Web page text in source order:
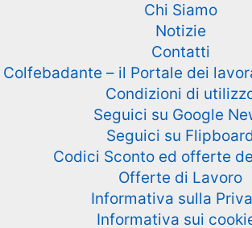
Chi Siamo
Notizie
Contatti
Colfebadante – il Portale dei
Condizioni di
Seguici su Google
Seguici su
Codici Sconto ed offerte
Offerte di Lavoro
Informativa sulla
Informativa sui